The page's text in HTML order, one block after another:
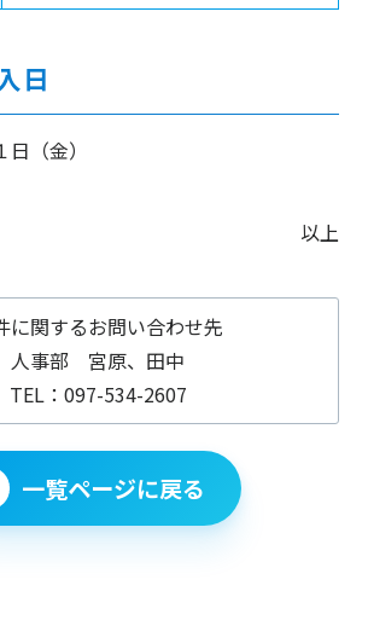
日
（金）
以上
に関するお問い合わせ先
人事部 宮原、田中
TEL：097-534-2607
一覧ページに戻る